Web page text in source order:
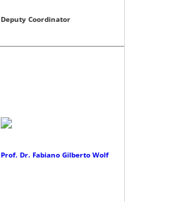
Deputy Coordinator
Prof. Dr. Fabiano Gilberto Wolf